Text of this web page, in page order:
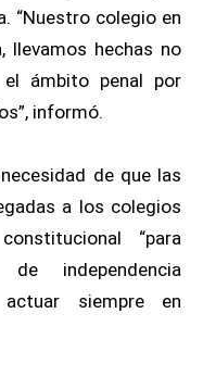
“Nuestro colegio en
llevamos hechas no
ámbito penal por
informó.
de que las
a los colegios
“para
independencia
siempre en